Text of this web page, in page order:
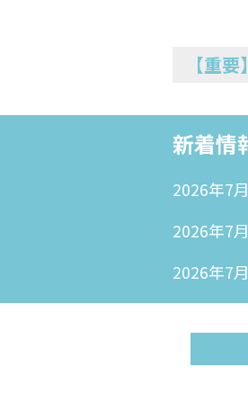
【重
新着情
2026年7
2026年7
2026年7